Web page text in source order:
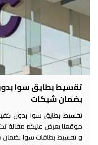
تقسيط بطايق سوا
بضمان شيكات
تقسيط بطايق سوا بدون
موقعنا يعرض عليكم مقالة
و تقسيط بطاقات سوا